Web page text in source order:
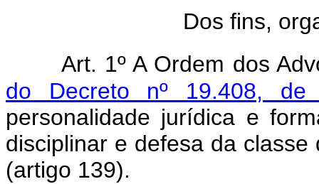
Dos fins,
Art. 1º A Ordem dos
do Decreto nº 19.408,
personalidade jurídica e
disciplinar e defesa da
(artigo 139).